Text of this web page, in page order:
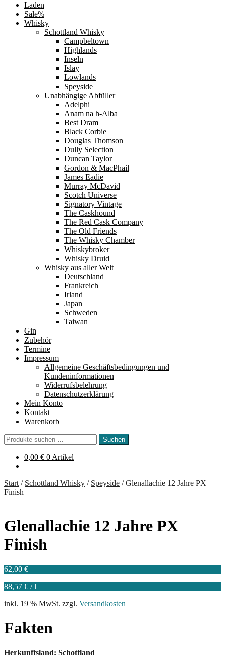
Laden
Sale%
Whisky
Schottland Whisky
Campbeltown
Highlands
Inseln
Islay
Lowlands
Speyside
Unabhängige Abfüller
Adelphi
Anam na h-Alba
Best Dram
Black Corbie
Douglas Thomson
Dully Selection
Duncan Taylor
Gordon & MacPhail
James Eadie
Murray McDavid
Scotch Universe
Signatory Vintage
The Caskhound
The Red Cask Company
The Old Friends
The Whisky Chamber
Whiskybroker
Whisky Druid
Whisky aus aller Welt
Deutschland
Frankreich
Irland
Japan
Schweden
Taiwan
Gin
Zubehör
Termine
Impressum
Allgemeine Geschäftsbedingungen und
Kundeninformationen
Widerrufsbelehrung
Datenschutzerklärung
Mein Konto
Kontakt
Warenkorb
Suchen
nach:
Suchen
0,00 € 0 Artikel
Start / Schottland Whisky / Speyside /Glenallachie 12 Jahre PX
Finish
Glenallachie 12 Jahre PX
Finish
62,00 €
88,57 € /l
inkl. 19 % MwSt. zzgl. Versandkosten
Fakten
Herkunftsland: Schottland